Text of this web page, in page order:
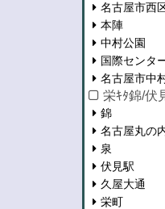
名古屋市西
本陣
中村公園
国際センタ
名古屋市中村
栄ｷﾀ錦/伏
錦
名古屋丸の
泉
伏見駅
久屋大通
栄町